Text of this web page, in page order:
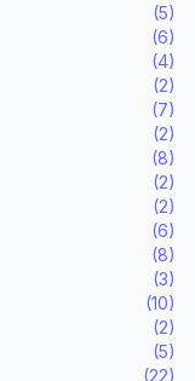
(5)
(6)
(4)
(2)
(7)
(2)
(8)
(2)
(2)
(6)
(8)
(3)
(10)
(2)
(5)
(22)